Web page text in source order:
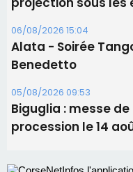
06/08/2026 15:04
Alata - Soirée
Benedetto
05/08/2026 09:53
Biguglia : messe
procession le 14